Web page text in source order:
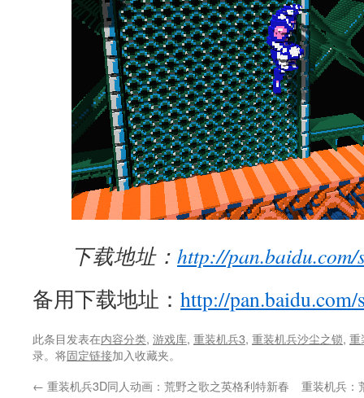
下载地址： http://pan.baidu.com/
备用下载地址： http://
此条目发表在内容分类, 游戏库, 重装机兵3, 重装机兵沙尘之锁, 重
录。将固定链接加入收藏夹。
← 重装机兵3D同人动画：荒野之歌之英格利特新春 重装机兵：